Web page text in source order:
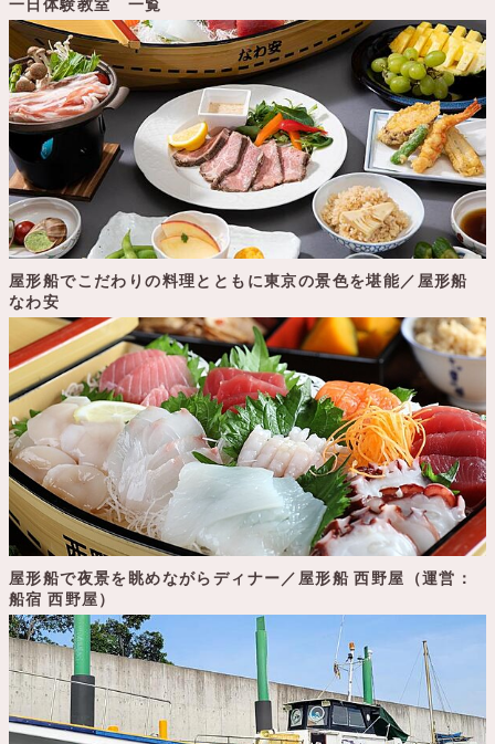
屋形船でこだわりの料理とともに東京の景色を堪能／屋形船
なわ安
屋形船で夜景を眺めながらディナー／屋形船 西野屋（運営：
船宿 西野屋）